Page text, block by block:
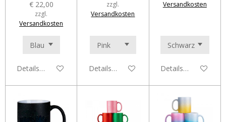
€ 22,00
zzgl.
Versandkosten
Details anzeigen
zzgl.
Versandkosten
Details anzeigen
Versandkosten
Details anzeigen